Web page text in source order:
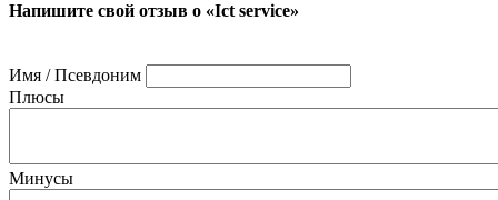
Напишите свой отзыв о «Ict service»
Имя / Псевдоним
Плюсы
Минусы